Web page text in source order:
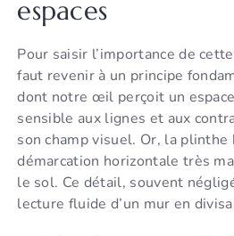
espaces
Pour saisir l’importance de
faut revenir à un principe
dont notre œil perçoit un
sensible aux lignes et aux
son champ visuel. Or, la plinthe
démarcation horizontale très
le sol. Ce détail, souvent
lecture fluide d’un mur en